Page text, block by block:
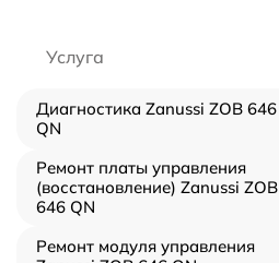
Услуга
Диагностика Zanussi ZOB 646
QN
Ремонт платы управления
(восстановление) Zanussi ZOB
646 QN
Ремонт модуля управления